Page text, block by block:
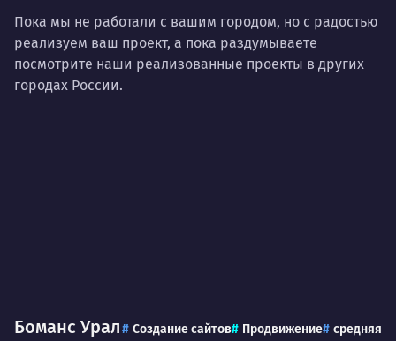
О работе
Ты — это то, что ты делаешь. Этим всё
сказано.
Пока мы не работали с вашим городом, но с радостью
реализуем ваш проект, а пока раздумываете
посмотрите наши реализованные проекты в других
городах России.
Боманс Урал Создание сайтов Продвижение средняя